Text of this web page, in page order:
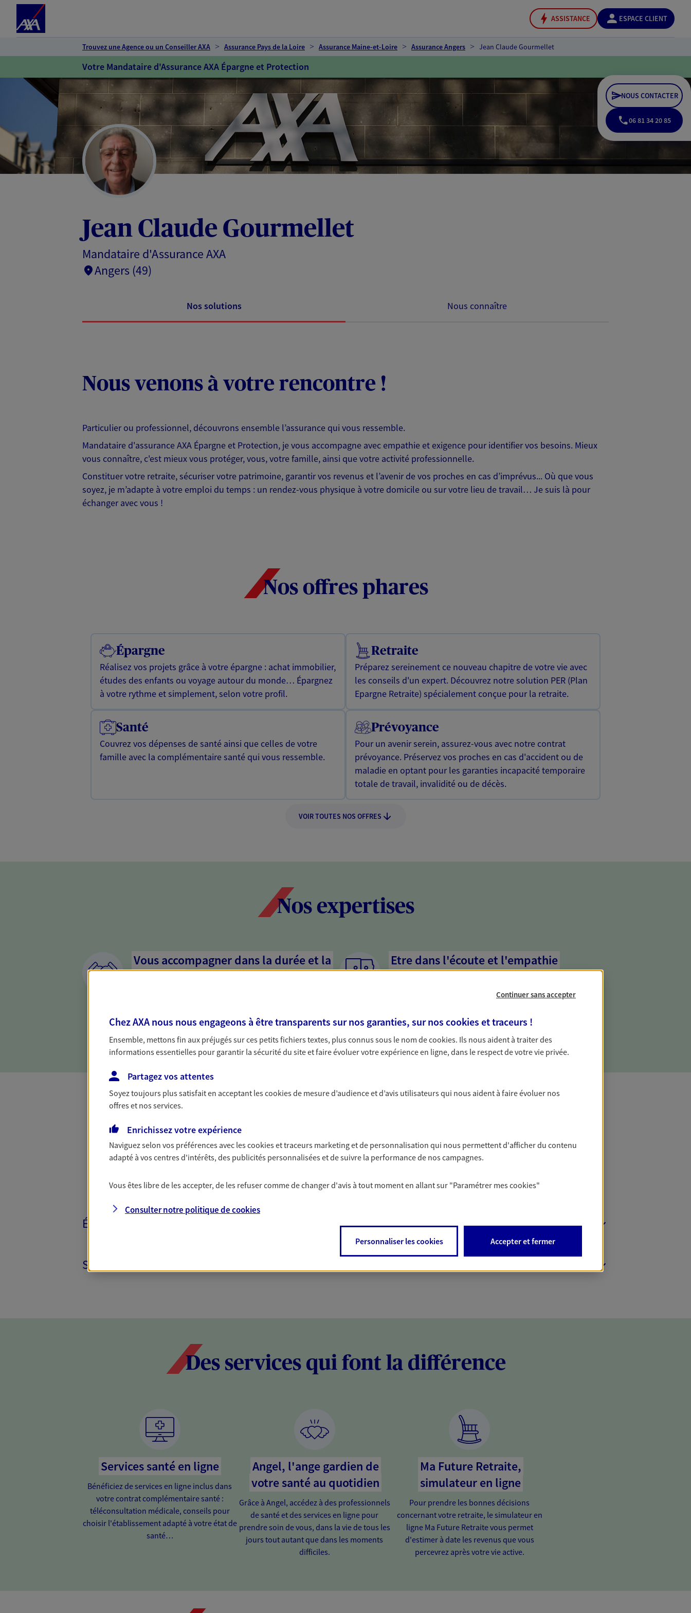
ASSISTANCE ESPACE CLIENT
Trouvez une Agence ou un Conseiller AXA Assurance Pays de la Loire Assurance Maine-et-Loire Assurance Angers Jean Claude Gourmellet
Votre Mandataire d'Assurance AXA Épargne et Protection
Jean Claude Gourmellet
Mandataire d'Assurance AXA
Angers (49)
NOUS CONTACTER
06 81 34 20 85
Nos solutions Nous connaître
Nous venons à votre rencontre !
Particulier ou professionnel, découvrons ensemble l’assurance qui vous ressemble.
Mandataire d'assurance AXA Épargne et Protection, je vous accompagne avec empathie et exigence pour identifier vos besoins. Mieux
vous connaître, c'est mieux vous protéger, vous, votre famille, ainsi que votre activité professionnelle.
Constituer votre retraite, sécuriser votre patrimoine, garantir vos revenus et l’avenir de vos proches en cas d’imprévus... Où que vous
soyez, je m’adapte à votre emploi du temps : un rendez-vous physique à votre domicile ou sur votre lieu de travail… Je suis là pour
échanger avec vous !
Nos offres phares
Épargne
Réalisez vos projets grâce à votre épargne : achat immobilier,
études des enfants ou voyage autour du monde… Épargnez
à votre rythme et simplement, selon votre profil.
Retraite
Préparez sereinement ce nouveau chapitre de votre vie avec
les conseils d'un expert. Découvrez notre solution PER (Plan
Epargne Retraite) spécialement conçue pour la retraite.
Santé
Couvrez vos dépenses de santé ainsi que celles de votre
famille avec la complémentaire santé qui vous ressemble.
Prévoyance
Pour un avenir serein, assurez-vous avec notre contrat
prévoyance. Préservez vos proches en cas d'accident ou de
maladie en optant pour les garanties incapacité temporaire
totale de travail, invalidité ou de décès.
VOIR TOUTES NOS OFFRES
Nos expertises
Vous accompagner dans la durée et la
confiance
la confiance et la proximité. C'est en apprenant à vous
Etre dans l'écoute et l'empathie
mandataires mettent l'empathie au cœur de leurs échanges
en cas de difficultés.
ÉPARGNE ET RETRAITE
SANTÉ ET PRÉVOYANCE
Des services qui font la différence
Services santé en ligne
Bénéficiez de services en ligne inclus dans
votre contrat complémentaire santé :
téléconsultation médicale, conseils pour
choisir l'établissement adapté à votre état de
santé…
Angel, l'ange gardien de
votre santé au quotidien
Grâce à Angel, accédez à des professionnels
de santé et des services en ligne pour
prendre soin de vous, dans la vie de tous les
jours tout autant que dans les moments
difficiles.
Ma Future Retraite,
simulateur en ligne
Pour prendre les bonnes décisions
concernant votre retraite, le simulateur en
ligne Ma Future Retraite vous permet
d'estimer à date les revenus que vous
percevrez après votre vie active.
Continuer sans accepter
Chez AXA nous nous engageons à être transparents sur nos garanties, sur nos cookies et traceurs !
Ensemble, mettons fin aux préjugés sur ces petits fichiers textes, plus connus sous le nom decookies. Ils nous aident à traiter des
informations essentielles pour garantir la sécurité du site et faire évoluer votre expérience en ligne, dans le respect de votre vie privée.
Partagez vos attentes
Soyez toujours plus satisfait en acceptant lescookiesde mesure d’audience et d’avis utilisateurs qui nous aident à faire évoluer nos
offres et nos services.
Enrichissez votre expérience
Naviguez selon vos préférences avec lescookies et traceurs marketing et de personnalisation qui nous permettent d'afficher du contenu
adapté à vos centres d'intérêts, des publicités personnalisées et de suivre la performance de nos campagnes.
Vous êtes libre de les accepter, de les refuser comme de changer d'avis à tout moment en allant sur "Paramétrer mescookies"
Consulter notre politique decookies
Personnaliser les cookies Accepter et fermer